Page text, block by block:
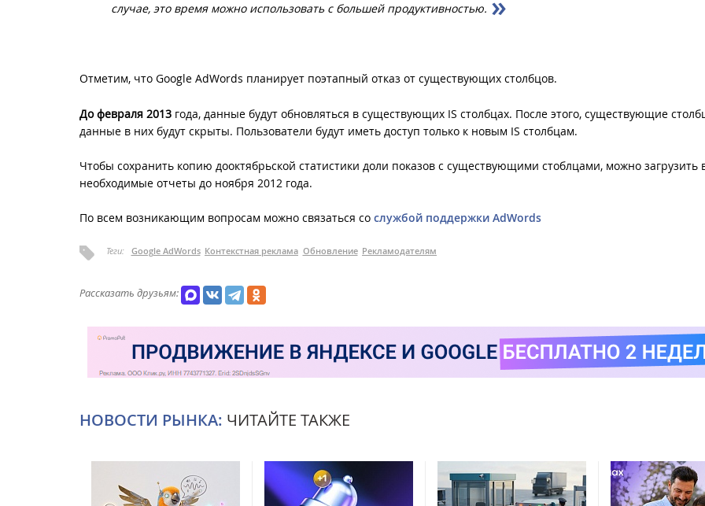
случае, это время можно использовать с большей продуктивностью.
Отметим, что Google AdWords планирует поэтапный отказ от существующих столбцов.
До февраля 2013 года, данные будут обновляться в существующих IS столбцах. После этого, существующие
данные в них будут скрыты. Пользователи будут иметь доступ только к новым IS столбцам.
Чтобы сохранить копию дооктябрьской статистики доли показов с существующими стоблцами, можно загрузить
необходимые отчеты до ноября 2012 года.
По всем возникающим вопросам можно связаться со службой поддержки AdWords
Теги: Google AdWords Контекстная реклама Обновление Рекламодателям
Рассказать друзьям:
НОВОСТИ РЫНКА: ЧИТАЙТЕ ТАКЖЕ